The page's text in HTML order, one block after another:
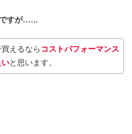
ですが……
えるなら コストパフォーマンス
と思います。